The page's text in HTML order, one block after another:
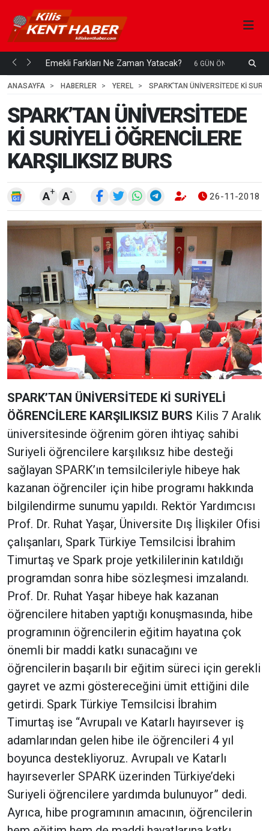
mi... Emekli Farkları Ne Zaman Yatacak? 6 GÜN ÖNCE
ANASAYFA
HABERLER YEREL SPARK’TAN ÜNİVERSİTEDE Kİ
SPARK’TAN ÜNİVERSİTEDE
Kİ SURİYELİ ÖĞRENCİLERE
KARŞILIKSIZ BURS
A+ A- 26-11-2018
SPARK’TAN ÜNİVERSİTEDE Kİ SURİYELİ
ÖĞRENCİLERE KARŞILIKSIZ BURS Kilis 7 Aralık
üniversitesinde öğrenim gören ihtiyaç sahibi
Suriyeli öğrencilere karşılıksız hibe desteği
sağlayan SPARK’ın temsilcileriyle hibeye hak
kazanan öğrenciler için hibe programı hakkında
bilgilendirme sunumu yapıldı. Rektör Yardımcısı
Prof. Dr. Ruhat Yaşar, Üniversite Dış İlişkiler Ofisi
çalışanları, Spark Türkiye Temsilcisi İbrahim
Timurtaş ve Spark proje yetkililerinin katıldığı
programdan sonra hibe sözleşmesi imzalandı.
Prof. Dr. Ruhat Yaşar hibeye hak kazanan
öğrencilere hitaben yaptığı konuşmasında, hibe
programının öğrencilerin eğitim hayatına çok
önemli bir maddi katkı sunacağını ve
öğrencilerin başarılı bir eğitim süreci için gerekli
gayret ve azmi göstereceğini ümit ettiğini dile
getirdi. Spark Türkiye Temsilcisi İbrahim
Timurtaş ise “Avrupalı ve Katarlı hayırsever iş
adamlarından gelen hibe ile öğrencileri 4 yıl
boyunca destekliyoruz. Avrupalı ve Katarlı
hayırseverler SPARK üzerinden Türkiye’deki
Suriyeli öğrencilere yardımda bulunuyor” dedi.
Ayrıca, hibe programının amacının, öğrencilerin